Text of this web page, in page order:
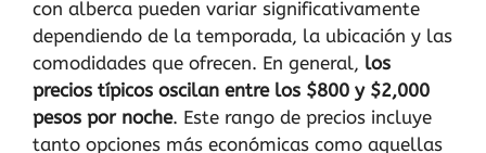
con alberca pueden variar significativamente
dependiendo de la temporada, la ubicación y las
comodidades que ofrecen. En general, los
precios típicos oscilan entre los $800 y $2,000
pesos por noche. Este rango de precios incluye
tanto opciones más económicas como aquellas